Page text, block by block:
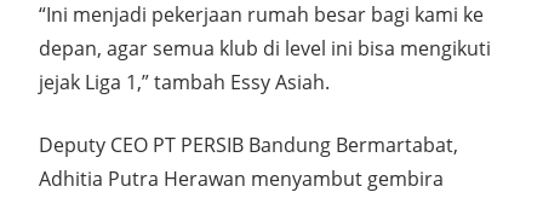
“Ini menjadi pekerjaan rumah besar bagi kami ke
depan, agar semua klub di level ini bisa mengikuti
jejak Liga 1,” tambah Essy Asiah.
Deputy CEO PT PERSIB Bandung Bermartabat,
Adhitia Putra Herawan menyambut gembira